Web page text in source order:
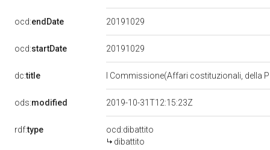
ocd:endDate 20191029
ocd:startDate 20191029
dc:title I Commissione(Affari costituzionali, della
ods:modified 2019-10-31T12:15:23Z
rdf:type
ocd:dibattito
dibattito